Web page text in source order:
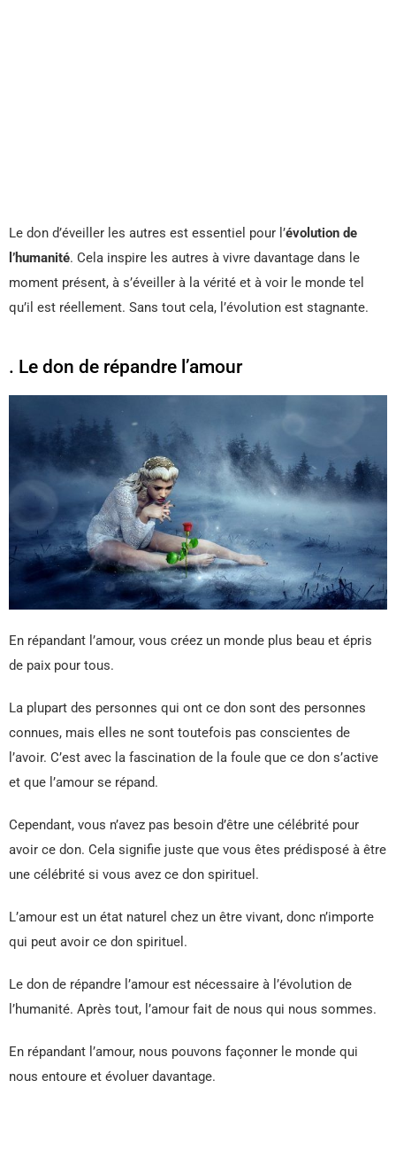
Le don d’éveiller les autres est essentiel pour l’évolution de
l’humanité. Cela inspire les autres à vivre davantage dans le
moment présent, à s’éveiller à la vérité et à voir le monde tel
qu’il est réellement. Sans tout cela, l’évolution est stagnante.
. Le don de répandre l’amour
En répandant l’amour, vous créez un monde plus beau et épris
de paix pour tous.
La plupart des personnes qui ont ce don sont des personnes
connues, mais elles ne sont toutefois pas conscientes de
l’avoir. C’est avec la fascination de la foule que ce don s’active
et que l’amour se répand.
Cependant, vous n’avez pas besoin d’être une célébrité pour
avoir ce don. Cela signifie juste que vous êtes prédisposé à être
une célébrité si vous avez ce don spirituel.
L’amour est un état naturel chez un être vivant, donc n’importe
qui peut avoir ce don spirituel.
Le don de répandre l’amour est nécessaire à l’évolution de
l’humanité. Après tout, l’amour fait de nous qui nous sommes.
En répandant l’amour, nous pouvons façonner le monde qui
nous entoure et évoluer davantage.